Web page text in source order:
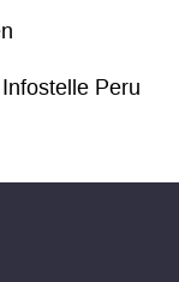
Infostelle Peru